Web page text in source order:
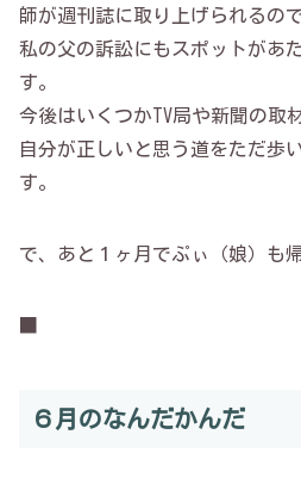
師が週刊誌に取り上げられるので
私の父の訴訟にもスポットがあ
す。
今後はいくつかTV局や新聞の取
自分が正しいと思う道をただ歩
す。
で、あと１ヶ月でぷぃ（娘）も
６月のなんだかんだ